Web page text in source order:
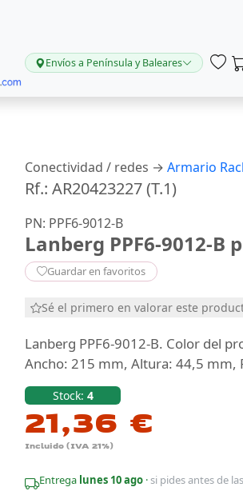
Envíos a Península y Baleares
Conectividad / redes → Armario
Rf.: AR20423227 (T.1)
PN: PPF6-9012-B
Lanberg PPF6-9012-B
Guardar en favoritos
Sé el primero en valorar este
Lanberg PPF6-9012-B. Color del
Ancho: 215 mm, Altura: 44,5 mm,
Stock: 4
21,36 €
Incluido (IVA 21%)
Entrega lunes 10 ago ·si pides antes de